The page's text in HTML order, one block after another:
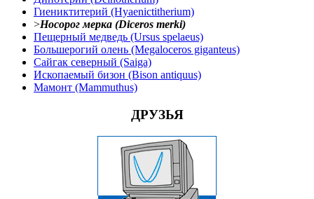
Гиениктитерий (Hyaenictitherium)
>Носорог мерка (Diceros merki)
Пещерный медведь (Ursus spelaeus)
Большерогий олень (Megaloceros giganteus)
Сайгак северный (Saiga)
Ископаемый бизон (Bison antiquus)
Мамонт (Mammuthus)
ДРУЗЬЯ